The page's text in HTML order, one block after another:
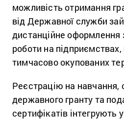
можливість отримання
від Державної служби
дистанційне оформлення
роботи на
тимчасово окупованих
Реєстрацію на
державного гранту та
сертифікатів інтегрують